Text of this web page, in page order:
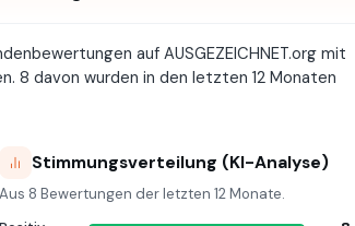
auf AUSGEZEICHNET.org mit
8 davon wurden in den letzten 12 Monaten
Stimmungsverteilung (KI-Analyse)
Aus 8 Bewertungen der letzten 12 Monate.